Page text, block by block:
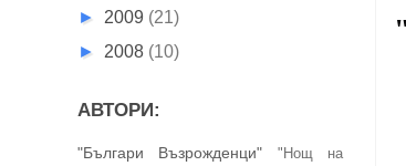
► 2009 (21)
► 2008 (10)
АВТОРИ:
"Българи Възрожденци"
"Нощ на